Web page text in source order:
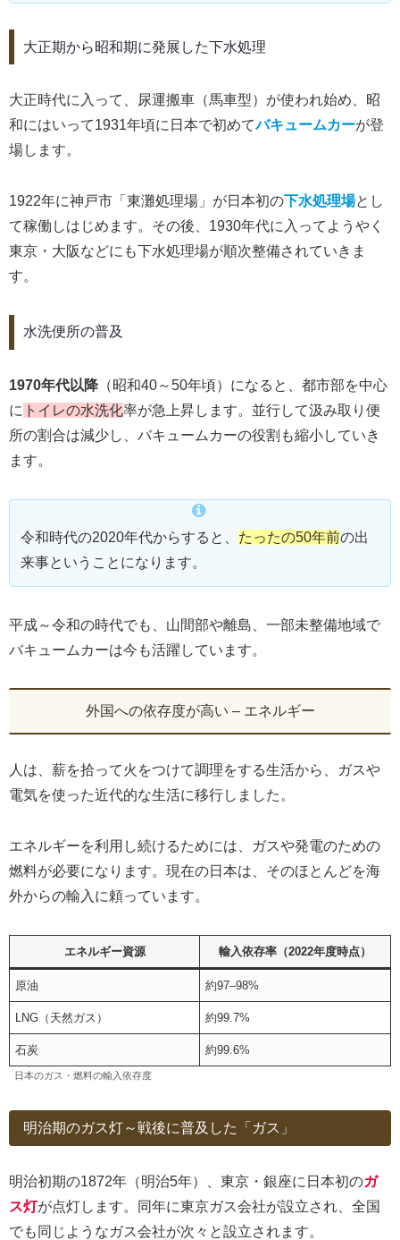
大正期から昭和期に発展した下水処理
大正時代に入って、尿運搬車（馬車型）が使われ始め、昭
和にはいって1931年頃に日本で初めてバキュームカーが登
場します。
1922年に神戸市「東灘処理場」が日本初の下水処理場とし
て稼働しはじめます。その後、1930年代に入ってようやく
東京・大阪などにも下水処理場が順次整備されていきま
す。
水洗便所の普及
1970年代以降 （昭和40～50年頃）になると、都市部を中心
に トイレの水洗化率が急上昇します。並行して汲み取り便
所の割合は減少し、バキュームカーの役割も縮小していき
ます。
令和時代の2020年代からすると、 たったの50年前の出
来事ということになります。
平成～令和の時代でも、山間部や離島、一部未整備地域で
バキュームカーは今も活躍しています。
外国への依存度が高い – エネルギー
人は、薪を拾って火をつけて調理をする生活から、ガスや
電気を使った近代的な生活に移行しました。
エネルギーを利用し続けるためには、ガスや発電のための
燃料が必要になります。現在の日本は、そのほとんどを海
外からの輸入に頼っています。
エネルギー資源 輸入依存率（2022年度時点）
原油 約97–98%
LNG（天然ガス） 約99.7%
石炭 約99.6%
日本のガス・燃料の輸入依存度
明治期のガス灯～戦後に普及した「ガス」
明治初期の1872年（明治5年）、東京・銀座に日本初のガ
ス灯が点灯します。同年に東京ガス会社が設立され、全国
でも同じようなガス会社が次々と設立されます。